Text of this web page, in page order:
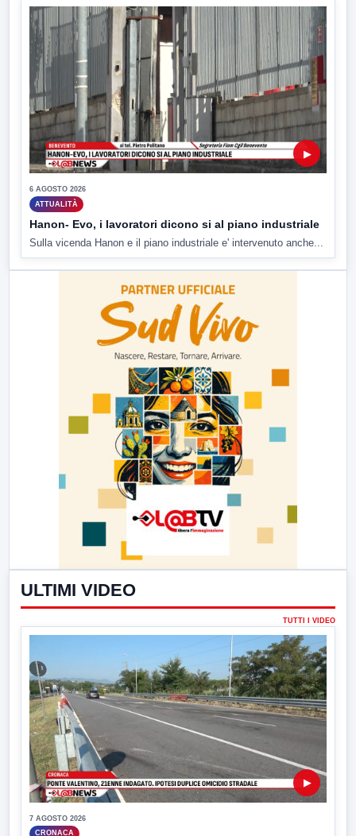
▶
6 AGOSTO 2026
ATTUALITÀ
Hanon- Evo, i lavoratori dicono si al piano industriale
Sulla vicenda Hanon e il piano industriale e' intervenuto anche...
ULTIMI VIDEO
TUTTI I VIDEO
▶
7 AGOSTO 2026
CRONACA